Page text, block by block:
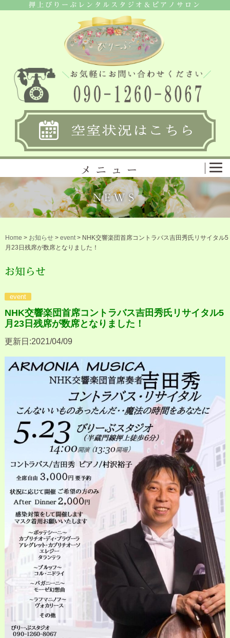
押上びりーぶレンタルスタジオ＆ピアノサロン
メニュー
NEWS
Home > お知らせ > event > NHK交響楽団首席コントラバス吉田秀氏リサイタル5
月23日残席が数席となりました！
お知らせ
event
NHK交響楽団首席コントラバス吉田秀氏リサイタル5
月23日残席が数席となりました！
更新日:2021/04/09